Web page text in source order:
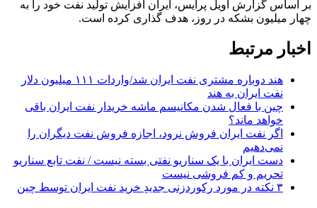
بر اساس گزارش اویل پرایس، ایران افزایش تولید نفت خود را به
چهار میلیون بشکه در روز، هدف گذاری کرده است.
اخبار مرتبط
هند دوباره مشتری نفت ایران شد/واردات ۱۱۱ میلیون دلار
نفت ایران به هند
چین با فعال شدن مکانیسم ماشه خریدار نفت ایران باقی
خواهد ماند؟
اگر نفت ایران فروش نرود، اجازه فروش نفت دیگران را
نمی‌دهیم
دست ایران با یک سناریو نفتی بسته نیست / نفت تابع سناریو
تحریم و کم فروشی نیست
۳ نکته در مورد رکوردزنی جدیدِ خرید نفت ایران توسط چین